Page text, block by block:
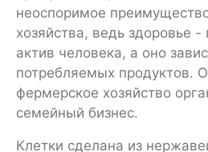
неоспоримое
хозяйства, ведь здоровье
актив человека, а оно
потребляемых продуктов.
фермерское хозяйство
семейный бизнес.
Клетки сделана из